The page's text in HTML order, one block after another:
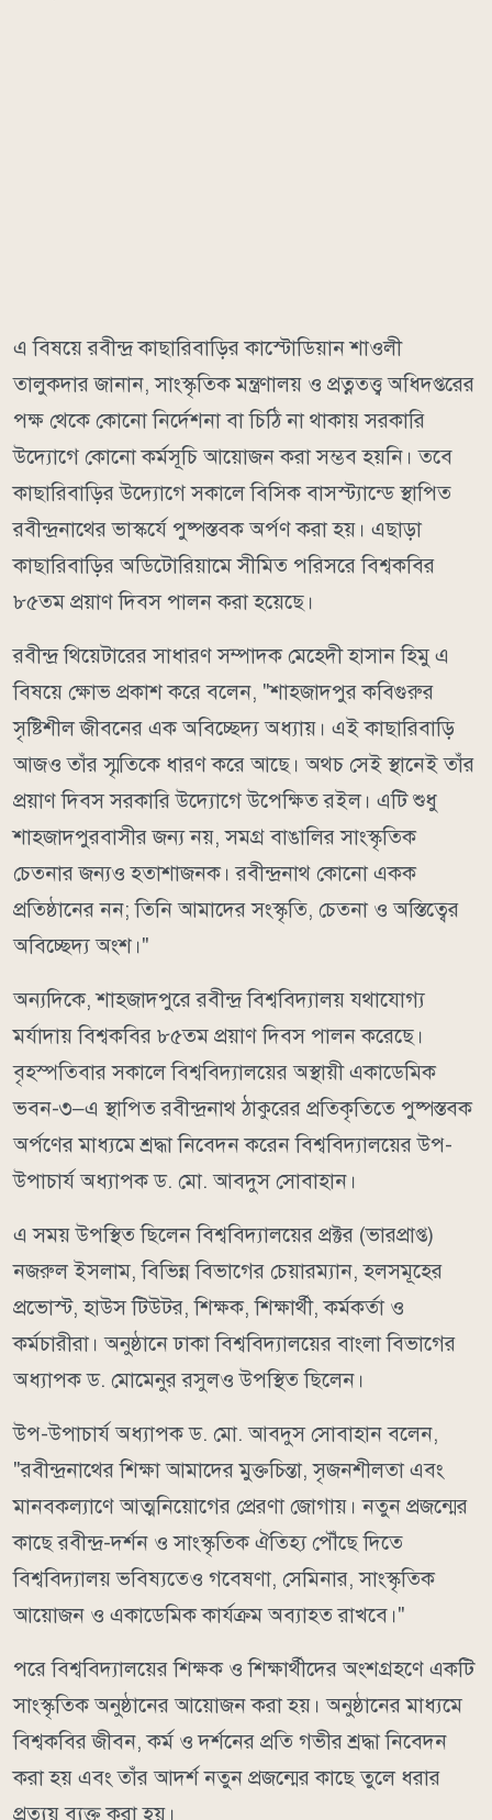
এ বিষয়ে রবীন্দ্র কাছারিবাড়ির কাস্টোডিয়ান শাওলী
তালুকদার জানান, সাংস্কৃতিক মন্ত্রণালয় ও প্রত্নতত্ত্ব অধিদপ্তরের
পক্ষ থেকে কোনো নির্দেশনা বা চিঠি না থাকায় সরকারি
উদ্যোগে কোনো কর্মসূচি আয়োজন করা সম্ভব হয়নি। তবে
কাছারিবাড়ির উদ্যোগে সকালে বিসিক বাসস্ট্যান্ডে স্থাপিত
রবীন্দ্রনাথের ভাস্কর্যে পুষ্পস্তবক অর্পণ করা হয়। এছাড়া
কাছারিবাড়ির অডিটোরিয়ামে সীমিত পরিসরে বিশ্বকবির
৮৫তম প্রয়াণ দিবস পালন করা হয়েছে।
রবীন্দ্র থিয়েটারের সাধারণ সম্পাদক মেহেদী হাসান হিমু এ
বিষয়ে ক্ষোভ প্রকাশ করে বলেন, "শাহজাদপুর কবিগুরুর
সৃষ্টিশীল জীবনের এক অবিচ্ছেদ্য অধ্যায়। এই কাছারিবাড়ি
আজও তাঁর স্মৃতিকে ধারণ করে আছে। অথচ সেই স্থানেই তাঁর
প্রয়াণ দিবস সরকারি উদ্যোগে উপেক্ষিত রইল। এটি শুধু
শাহজাদপুরবাসীর জন্য নয়, সমগ্র বাঙালির সাংস্কৃতিক
চেতনার জন্যও হতাশাজনক। রবীন্দ্রনাথ কোনো একক
প্রতিষ্ঠানের নন; তিনি আমাদের সংস্কৃতি, চেতনা ও অস্তিত্বের
অবিচ্ছেদ্য অংশ।"
অন্যদিকে, শাহজাদপুরে রবীন্দ্র বিশ্ববিদ্যালয় যথাযোগ্য
মর্যাদায় বিশ্বকবির ৮৫তম প্রয়াণ দিবস পালন করেছে।
বৃহস্পতিবার সকালে বিশ্ববিদ্যালয়ের অস্থায়ী একাডেমিক
ভবন-৩–এ স্থাপিত রবীন্দ্রনাথ ঠাকুরের প্রতিকৃতিতে পুষ্পস্তবক
অর্পণের মাধ্যমে শ্রদ্ধা নিবেদন করেন বিশ্ববিদ্যালয়ের উপ-
উপাচার্য অধ্যাপক ড. মো. আবদুস সোবাহান।
এ সময় উপস্থিত ছিলেন বিশ্ববিদ্যালয়ের প্রক্টর (ভারপ্রাপ্ত)
নজরুল ইসলাম, বিভিন্ন বিভাগের চেয়ারম্যান, হলসমূহের
প্রভোস্ট, হাউস টিউটর, শিক্ষক, শিক্ষার্থী, কর্মকর্তা ও
কর্মচারীরা। অনুষ্ঠানে ঢাকা বিশ্ববিদ্যালয়ের বাংলা বিভাগের
অধ্যাপক ড. মোমেনুর রসুলও উপস্থিত ছিলেন।
উপ-উপাচার্য অধ্যাপক ড. মো. আবদুস সোবাহান বলেন,
"রবীন্দ্রনাথের শিক্ষা আমাদের মুক্তচিন্তা, সৃজনশীলতা এবং
মানবকল্যাণে আত্মনিয়োগের প্রেরণা জোগায়। নতুন প্রজন্মের
কাছে রবীন্দ্র-দর্শন ও সাংস্কৃতিক ঐতিহ্য পৌঁছে দিতে
বিশ্ববিদ্যালয় ভবিষ্যতেও গবেষণা, সেমিনার, সাংস্কৃতিক
আয়োজন ও একাডেমিক কার্যক্রম অব্যাহত রাখবে।"
পরে বিশ্ববিদ্যালয়ের শিক্ষক ও শিক্ষার্থীদের অংশগ্রহণে একটি
সাংস্কৃতিক অনুষ্ঠানের আয়োজন করা হয়। অনুষ্ঠানের মাধ্যমে
বিশ্বকবির জীবন, কর্ম ও দর্শনের প্রতি গভীর শ্রদ্ধা নিবেদন
করা হয় এবং তাঁর আদর্শ নতুন প্রজন্মের কাছে তুলে ধরার
প্রত্যয় ব্যক্ত করা হয়।